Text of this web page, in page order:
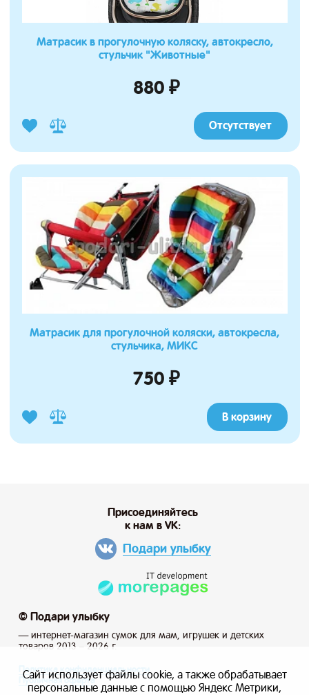
Матрасик в прогулочную коляску, автокресло,
стульчик "Животные"
880 ₽
Отсутствует
Матрасик для прогулочной коляски, автокресла,
стульчика, МИКС
750 ₽
В корзину
© Подари улыбку
— интернет-магазин сумок для мам, игрушек и детских
товаров 2013 – 2026 г.
Присоединяйтесь
к нам в VK:
Подари улыбку
Политика конфиденциальности
Публичная оферта
Сайт использует файлы cookie, а также обрабатывает
персональные данные с помощью Яндекс Метрики,